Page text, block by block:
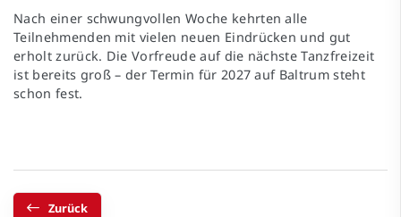
Nach einer schwungvollen Woche kehrten alle
Teilnehmenden mit vielen neuen Eindrücken und gut
erholt zurück. Die Vorfreude auf die nächste Tanzfreizeit
ist bereits groß – der Termin für 2027 auf Baltrum steht
schon fest.
Zurück